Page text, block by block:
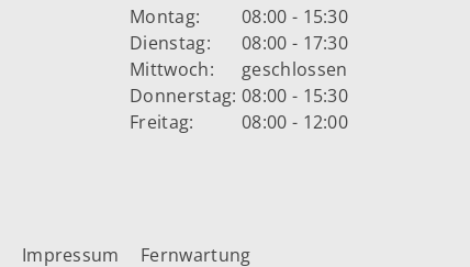
Montag:
08:00 - 15:30
Dienstag:
08:00 - 17:30
Mittwoch:
geschlossen
Donnerstag: 08:00 - 15:30
Freitag:
08:00 - 12:00
Impressum Fernwartung